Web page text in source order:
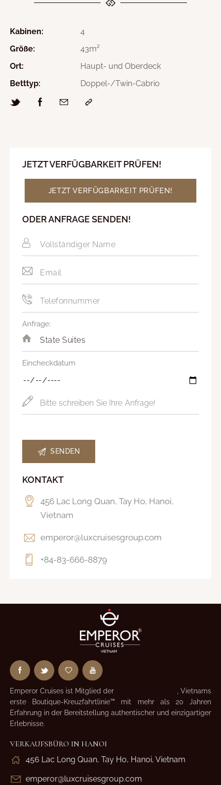
Kabinen:
4
Größe:
43m²
Ort:
Haupt- und Oberdeck
Betttyp:
Doppel-/Twin-Cabrio
JETZT VERFÜGBARKEIT PRÜFEN!
JETZT VERFÜGBARKEIT PRÜFEN!
ODER ANFRAGE SENDEN!
Anfrage:
Eincheckdatum
KONTAKT
456 Lac Long Quan, Tay Ho, Hanoi,
Vietnam
emperor@luxcruisesgroup.com
+84-83-666-8879
Emperor Cruises ist Mitglied der
, Vietnams
erste Boutique-Kreuzfahrtlinie™ mit mehr als 20 Jahren
Erfahrung in der Bereitstellung authentischer und einzigartiger
Erlebnisse.
VERKAUFSBÜRO IN HANOI
456 Lac Long Quan, Tay Ho, Hanoi, Vietnam
emperor@luxcruisesgroup.com